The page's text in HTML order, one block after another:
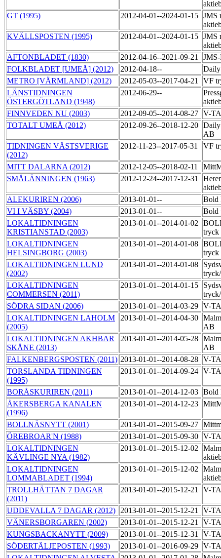
GT (1995)
2012-04-01--2024-01-15 JMS
KVÄLLSPOSTEN (1995)
2012-04-01--2024-01-15 JMS
AFTONBLADET (1830)
2012-04-16--2021-09-21
FOLKBLADET [UMEÅ] (2012)
2012-04-18--
METRO [VÄRMLAND] (2012)
2012-05-03--2017-04-21
VF
LÄNSTIDNINGEN
ÖSTERGÖTLAND (1948)
2012-06-29--
FINNVEDEN NU (2003)
2012-09-05--2014-08-27 V-
TOTALT UMEÅ (2012)
2012-09-26--2018-12-20
AB
TIDNINGEN VÄSTSVERIGE
(2012)
2012-11-23--2017-05-31 VF
MITT DALARNA (2012) 2012-12-05--2018-02-11
SMÅLÄNNINGEN (1963)
2012-12-24--2017-12-31
ALEKURIREN (2006)
2013-01-01--
Bold
VI I VÄSBY (2004)
2013-01-01--
Bold
LOKALTIDNINGEN
KRISTIANSTAD (2003)
2013-01-01--2014-01-02
tryck
LOKALTIDNINGEN
HELSINGBORG (2003)
2013-01-01--2014-01-08
tryck
LOKALTIDNINGEN LUND
(2002)
2013-01-01--2014-01-08
LOKALTIDNINGEN
COMMERSEN (2011)
2013-01-01--2014-01-15
SÖDRA SIDAN (2006)
2013-01-01--2014-03-29 V-
LOKALTIDNINGEN LAHOLM
(2005)
2013-01-01--2014-04-30
AB
LOKALTIDNINGEN AKHBAR
SKÅNE (2013)
2013-01-01--2014-05-28
AB
FALKENBERGSPOSTEN (2011) 2013-01-01--2014-08-28 V-
TORSLANDA TIDNINGEN
(1995)
2013-01-01--2014-09-24 V-
BORÅSKURIREN (2011) 2013-01-01--2014-12-03 Bold
ÅKERSBERGA KANALEN
(1996)
2013-01-01--2014-12-23
BOLLNÄSNYTT (2001) 2013-01-01--2015-09-27
ÖREBROAR'N (1988)
2013-01-01--2015-09-30 V-
LOKALTIDNINGEN
KÄVLINGE NYA (1982)
2013-01-01--2015-12-02
LOKALTIDNINGEN
LOMMABLADET (1994)
2013-01-01--2015-12-02
TROLLHÄTTAN 7 DAGAR
(2011)
2013-01-01--2015-12-21 V-
UDDEVALLA 7 DAGAR (2012) 2013-01-01--2015-12-21
V-
VÄNERSBORGAREN (2002)
2013-01-01--2015-12-21
V-
KUNGSBACKANYTT (2009)
2013-01-01--2015-12-31
V-
SÖDERTÄLJEPOSTEN (1993)
2013-01-01--2016-09-29 V-